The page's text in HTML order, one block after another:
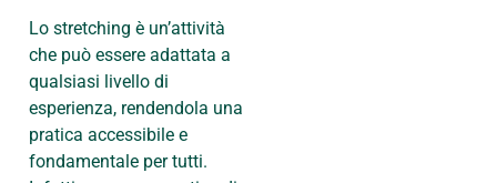
Lo stretching è un’attività
che può essere adattata a
qualsiasi livello di
esperienza, rendendola una
pratica accessibile e
fondamentale per tutti.